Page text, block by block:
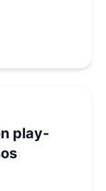
play-